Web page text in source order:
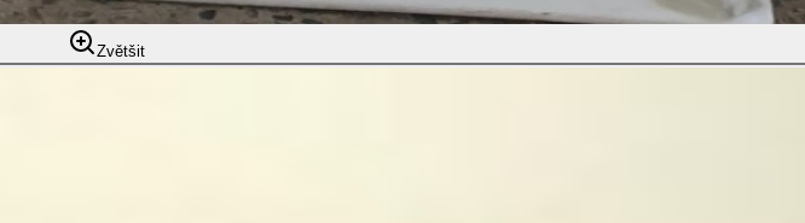
Zvětšit